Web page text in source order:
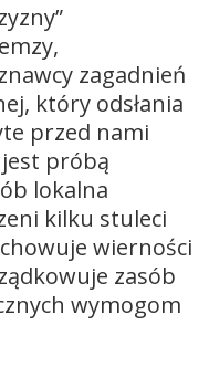
zagadnień
który odsłania
przed nami
jest próbą
lokalna
kilku stuleci
wierności
zasób
wymogom